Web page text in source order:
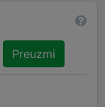
Preuzmi